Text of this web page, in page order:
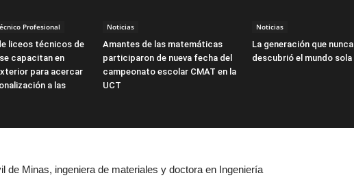
Profesional
liceos técnicos de
capacitan en
para acercar
a las
Noticias
Amantes de las matemáticas
participaron de nueva fecha del
campeonato escolar CMAT en la
UCT
Noticias
La generación que nunca
descubrió el mundo sola
de Minas, ingeniera de materiales y doctora en Ingeniería